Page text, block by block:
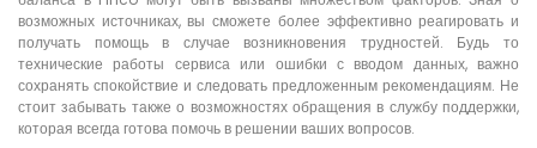
возможных источниках, вы сможете более эффективно реагировать и
получать помощь в случае возникновения трудностей. Будь то
технические работы сервиса или ошибки с вводом данных, важно
сохранять спокойствие и следовать предложенным рекомендациям. Не
стоит забывать также о возможностях обращения в службу поддержки,
которая всегда готова помочь в решении ваших вопросов.